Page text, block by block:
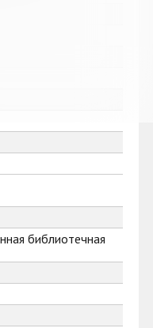
библиотечная